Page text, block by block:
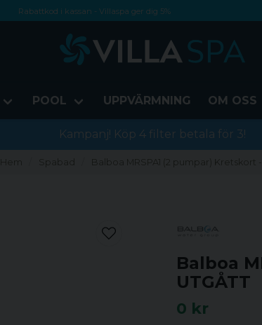
Rabattkod i kassan - Villaspa ger dig 5%
Fri frakt från 1000 kr!
Betala med Swish, faktura eller kontokort
POOL UPPVÄRMNING OM OSS
Kampanj! Köp 4 filter betala för 3!
Hem Spabad Balboa MRSPA1 (2 pumpar) Kretskort -
Balboa
UTGÅTT
0 kr